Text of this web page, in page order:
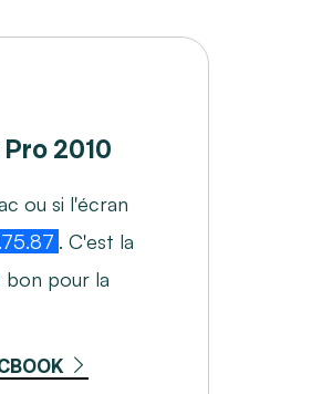
2010
ou si l'écran
. C'est la
pour la